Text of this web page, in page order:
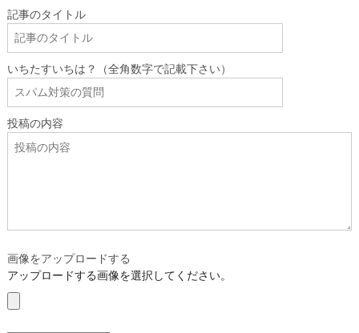
記事のタイトル
いちたすいちは？（全角数字で記載下さい）
投稿の内容
画像をアップロードする
アップロードする画像を選択してください。